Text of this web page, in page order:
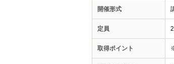
開催形式
定員
取得ポイント